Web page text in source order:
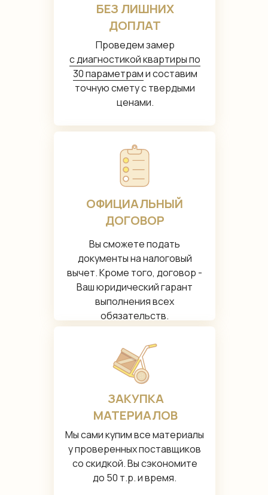
БЕЗ ЛИШНИХ
ДОПЛАТ
Проведем замер
с диагностикой квартиры по
30 параметрами составим
точную смету с твердыми
ценами.
ОФИЦИАЛЬНЫЙ
ДОГОВОР
Вы сможете подать
документы на налоговый
вычет. Кроме того, договор -
Ваш юридический гарант
выполнения всех
обязательств.
ЗАКУПКА
МАТЕРИАЛОВ
Мы сами купим все материалы
у проверенных поставщиков
со скидкой. Вы сэкономите
до 50 т.р. и время.